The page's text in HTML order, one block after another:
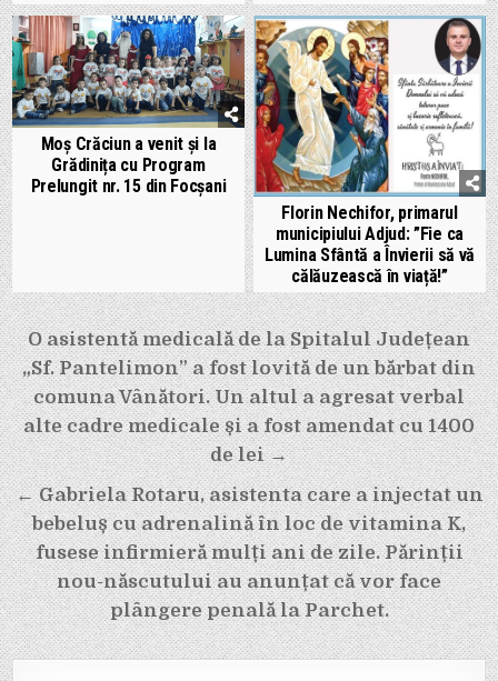
Moș Crăciun a venit și la
Grădinița cu Program
Prelungit nr. 15 din Focșani
Florin Nechifor, primarul
municipiului Adjud: ”Fie ca
Lumina Sfântă a Învierii să vă
călăuzească în viață!”
Navigare
în
articole
O asistentă medicală de la Spitalul Județean
„Sf. Pantelimon” a fost lovită de un bărbat din
comuna Vânători. Un altul a agresat verbal
alte cadre medicale și a fost amendat cu 1400
de lei →
← Gabriela Rotaru, asistenta care a injectat un
bebeluș cu adrenalină în loc de vitamina K,
fusese infirmieră mulți ani de zile. Părinții
nou-născutului au anunțat că vor face
plângere penală la Parchet.